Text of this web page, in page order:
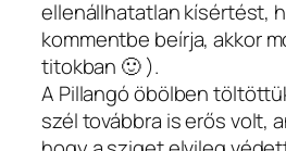
ellenállhatatlan kísértést,
kommentbe beírja, akkor
titokban 🙂 ).
A Pillangó öbölben
szél továbbra is erős volt,